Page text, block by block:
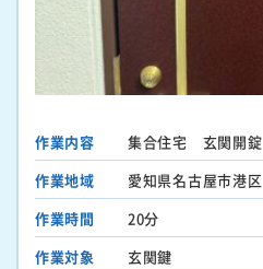
作業内容
集合住宅 玄関開錠
作業地域
愛知県名古屋市港区
作業時間
20分
作業対象
玄関鍵